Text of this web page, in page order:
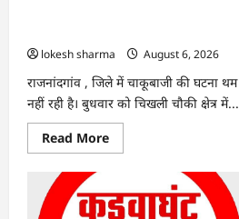
lokesh sharma
August 6, 2026
राजनांदगांव , जिले में चाकूबाजी की घटना थम
नहीं रही है। बुधवार को चिखली चौकी क्षेत्र में...
Read MoreRead
more
युवक
पर